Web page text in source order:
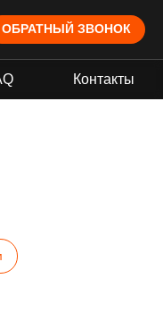
ОБРАТНЫЙ ЗВОНОК
Контакты